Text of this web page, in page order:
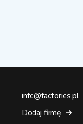
info@factories.pl
Dodaj firmę